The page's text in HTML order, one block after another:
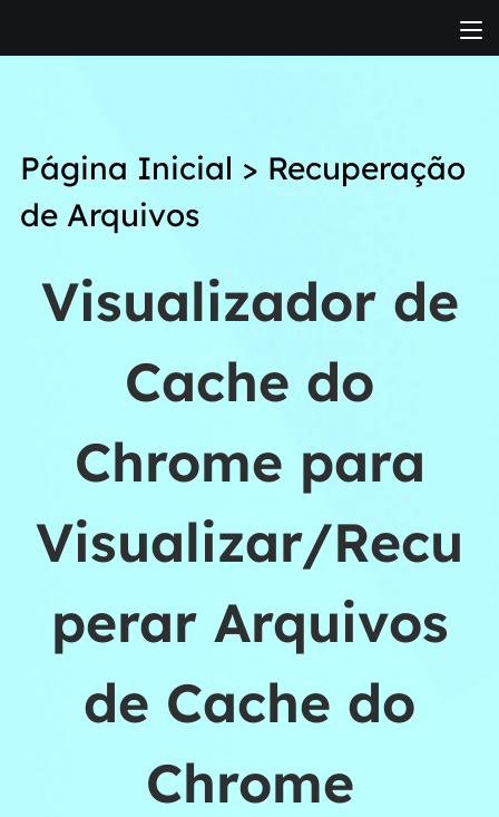
Página Inicial > Recuperação
de Arquivos
Visualizador de
Cache do
Chrome para
Visualizar/Recu
perar Arquivos
de Cache do
Chrome